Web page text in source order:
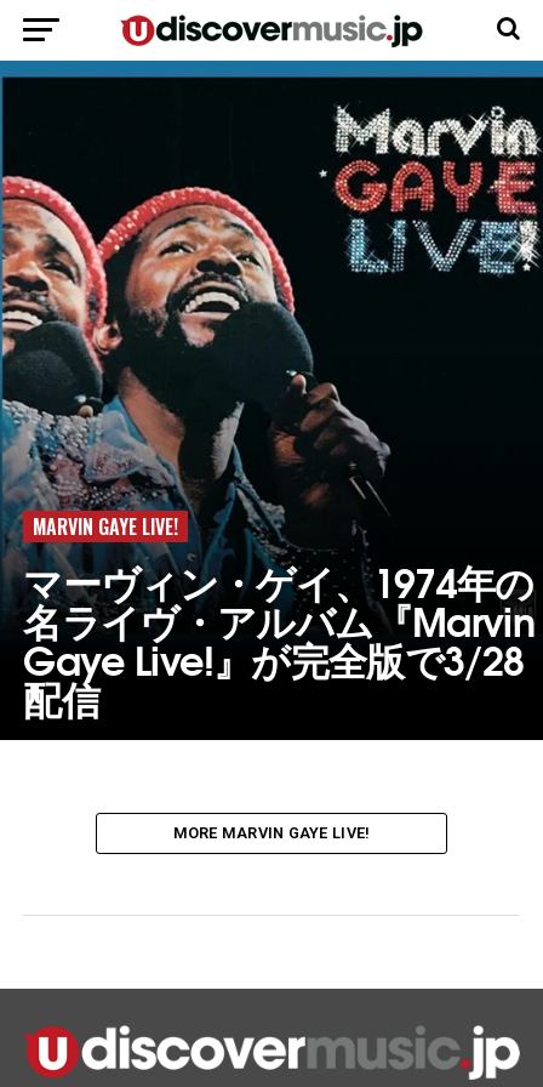
MARVIN GAYE LIVE!
マーヴィン・ゲイ、1974年の
名ライヴ・アルバム『Marvin
Gaye Live!』が完全版で3/28
配信
MORE MARVIN GAYE LIVE!